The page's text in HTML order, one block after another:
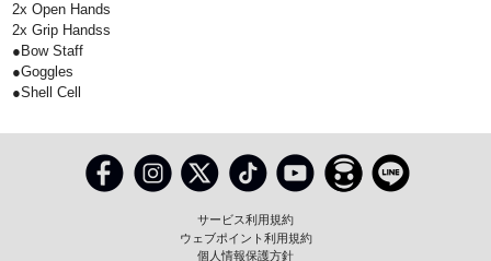
2x Open Hands
2x Grip Handss
●Bow Staff
●Goggles
●Shell Cell
サービス利用規約
ウェブポイント利用規約
個人情報保護方針